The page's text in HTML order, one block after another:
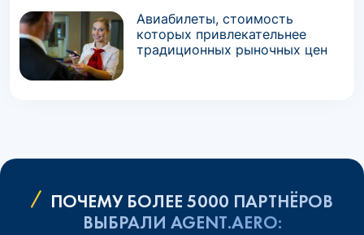
Авиабилеты, стоимость
которых привлекательнее
традиционных рыночных цен
ПОЧЕМУ БОЛЕЕ 5000 ПАРТНЁРОВ
ВЫБРАЛИ AGENT.AERO: